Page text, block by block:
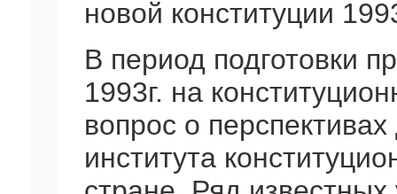
новой конституции
В период подготовки
1993г. на
вопрос о
института